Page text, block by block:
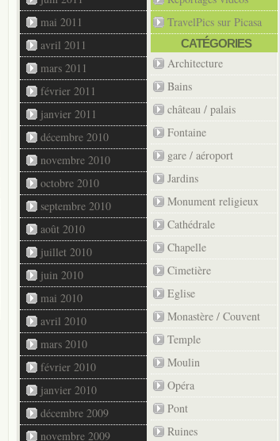
mai 2011
avril 2011
mars 2011
février 2011
janvier 2011
décembre 2010
novembre 2010
octobre 2010
septembre 2010
août 2010
juillet 2010
juin 2010
mai 2010
avril 2010
mars 2010
février 2010
janvier 2010
décembre 2009
novembre 2009
TravelPics sur Picasa
CATÉGORIES
Architecture
Bains
château / palais
Fontaine
gare / aéroport
Jardins
Monument religieux
Cathédrale
Chapelle
Cimetière
Eglise
Monastère / Couvent
Temple
Moulin
Opéra
Pont
Ruines